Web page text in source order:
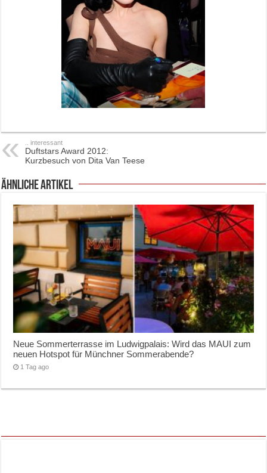
.. interessant
Duftstars Award 2012:
Kurzbesuch von Dita Van Teese
ähnliche Artikel
Neue Sommerterrasse im Ludwigpalais: Wird das MAUI zum
neuen Hotspot für Münchner Sommerabende?
1 Tag ago